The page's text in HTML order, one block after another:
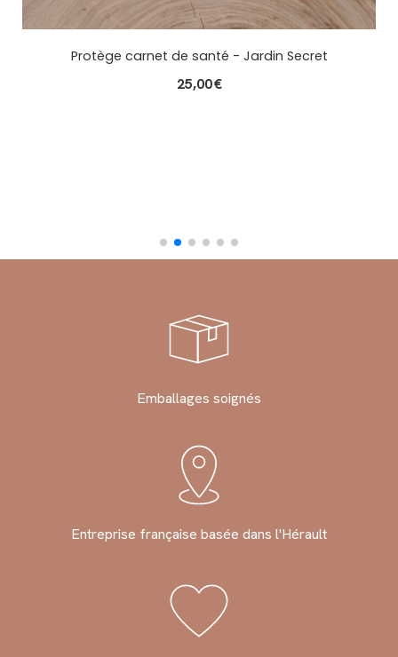
Protège carnet de santé - Feuillage
25,00€
Emballages soignés
Entreprise française basée dans l'Hérault